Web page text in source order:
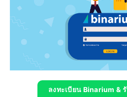
ลงทะเบียน Binarium &